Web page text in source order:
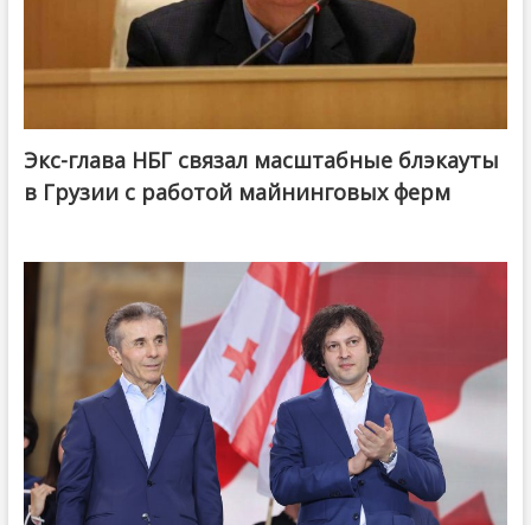
Экс-глава НБГ связал масштабные блэкауты
в Грузии с работой майнинговых ферм